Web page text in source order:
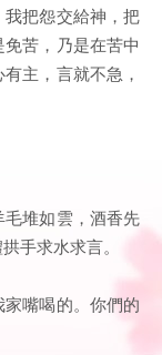
把怨交給神，把
苦，乃是在苦中
主，言就不急，
堆如雲，酒香先
手求水求言。
嘴喝的。你們的